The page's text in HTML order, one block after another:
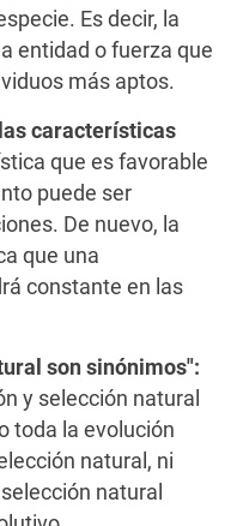
Es decir, la
entidad o fuerza que
más aptos.
características
que es favorable
puede ser
De nuevo, la
que una
constante en las
son sinónimos":
y selección natural
toda la evolución
natural, ni
natural